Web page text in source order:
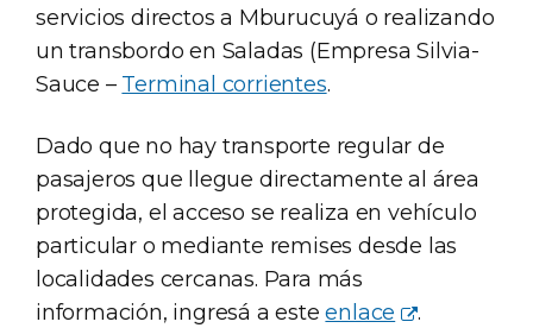
servicios directos a Mburucuyá o realizando
un transbordo en Saladas (Empresa Silvia-
Sauce – Terminal corrientes.
Dado que no hay transporte regular de
pasajeros que llegue directamente al área
protegida, el acceso se realiza en vehículo
particular o mediante remises desde las
localidades cercanas. Para más
información, ingresá a esteenlace .